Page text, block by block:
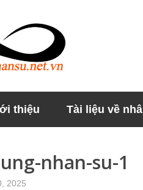
thiệu Tài liệu về
nhan-su-1
2025